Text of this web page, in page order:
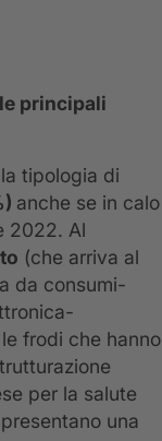
principali
tipologia di
anche se in calo
2022. Al
(che arriva al
da consumi-
frodi che hanno
per la salute
una